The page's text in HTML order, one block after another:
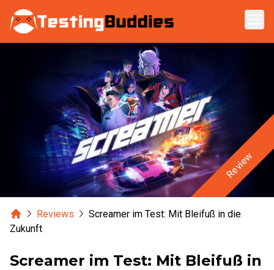
Zum Hauptinhalt springen
Review
HomeReviews
Screamer im Test: Mit Bleifuß in die
Zukunft
Screamer im Test: Mit Bleifuß in